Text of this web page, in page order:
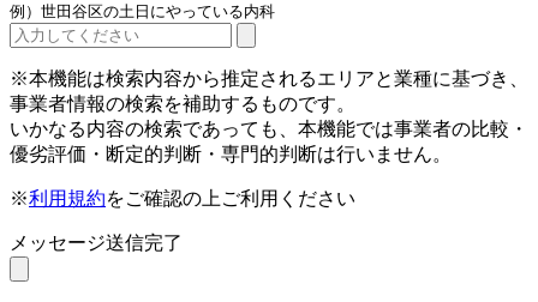
例）世田谷区の土日にやっている内科
※本機能は検索内容から推定されるエリアと業種に基づき、
事業者情報の検索を補助するものです。
いかなる内容の検索であっても、本機能では事業者の比較・
優劣評価・断定的判断・専門的判断は行いません。
※利用規約をご確認の上ご利用ください
メッセージ送信完了